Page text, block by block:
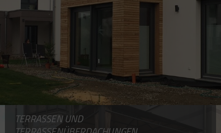
TERRASSEN UND